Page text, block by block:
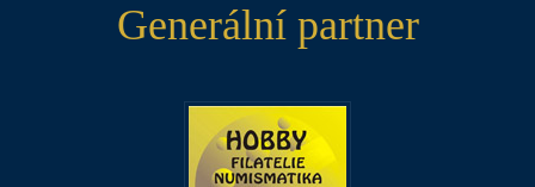
Generální partner